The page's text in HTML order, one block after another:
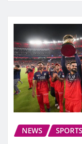
NEWS SPORTS